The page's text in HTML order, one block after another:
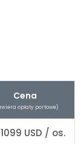
Cena
opłaty portowe)
USD / os.